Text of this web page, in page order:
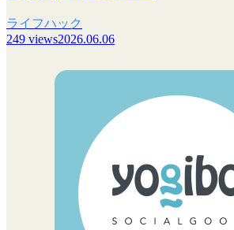
ライフハック
249 views2026.06.06